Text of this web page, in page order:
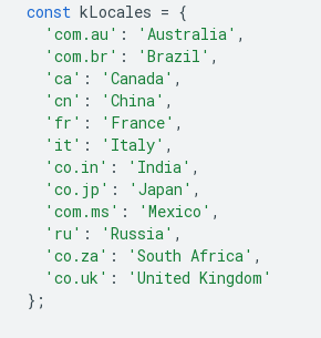
const kLocales = {
'com.au' : 'Australia' ,
'com.br' : 'Brazil' ,
'ca' : 'Canada' ,
'cn' : 'China' ,
'fr' : 'France' ,
'it' : 'Italy' ,
'co.in' : 'India' ,
'co.jp' : 'Japan' ,
'com.ms' : 'Mexico' ,
'ru' : 'Russia' ,
'co.za' : 'South Africa' ,
'co.uk' :
'United Kingdom'
};